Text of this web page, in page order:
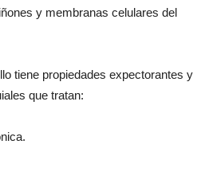
y membranas celulares del
tiene propiedades expectorantes y
que tratan: